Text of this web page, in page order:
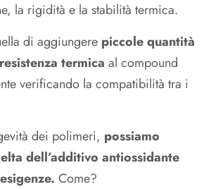
la rigidità e la stabilità termica.
di aggiungere piccole quantità
termica al compound
verificando la compatibilità tra i
dei polimeri, possiamo
dell’additivo antiossidante
Come?